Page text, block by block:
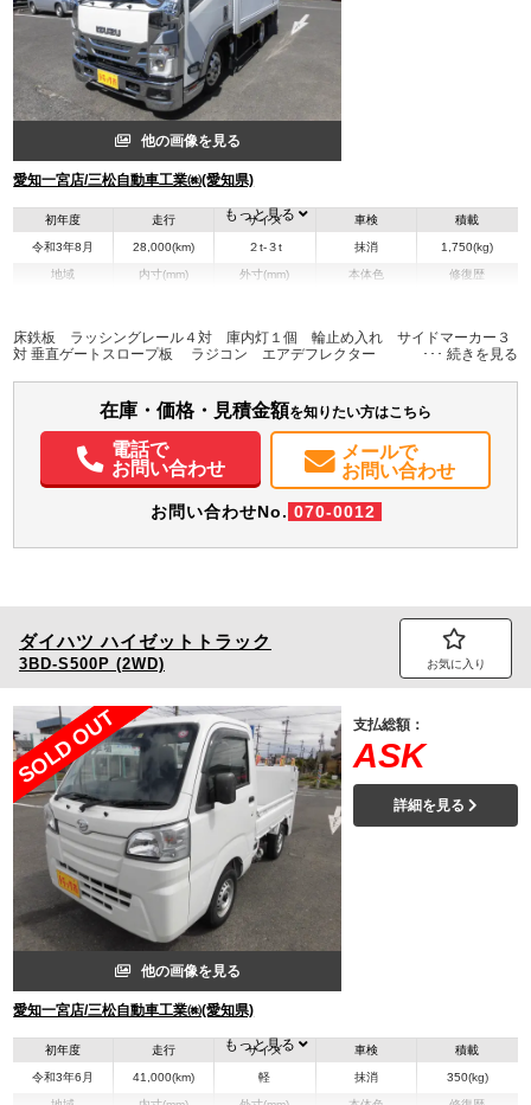
他の画像を見る
愛知一宮店/三松自動車工業㈱(愛知県)
初年度
令和3年8月
走行
28,000(km)
サイズ
２t-３t
車検
抹消
積載
1,750(kg)
地域 内寸(mm)
H:2,040
外寸(mm)
H:294
本体色 修復歴
パワステ パワーウィンドウ ABS エアバッグ
集中ドアロック
電動格納ミラー
カーナビ TV バックモニター
もっと見る
床鉄板 ラッシングレール４対 庫内灯１個 輪止め入れ サイドマーカー３
対 垂直ゲートスロープ板 ラジコン エアデフレクター
在庫・価格・見積金額を知りたい方はこちら
電話で
お問い合わせ
メールで
お問い合わせ
お問い合わせNo. 070-0012
ダイハツ ハイゼットトラック
3BD-S500P (2WD) お気に入り
SOLD OUT
他の画像を見る
愛知一宮店/三松自動車工業㈱(愛知県)
支払総額：
ASK
詳細を見る
初年度
令和3年6月
走行
41,000(km)
サイズ
軽
車検
抹消
積載
350(kg)
もっと見る